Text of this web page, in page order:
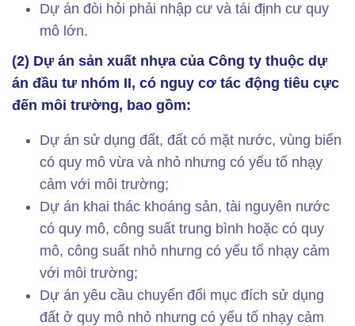
Dự án đòi hỏi phải nhập cư và tái định cư quy
mô lớn.
(2) Dự án sản xuất nhựa của Công ty thuộc dự
án đầu tư nhóm II, có nguy cơ tác động tiêu cực
đến môi trường, bao gồm:
Dự án sử dụng đất, đất có mặt nước, vùng biển
có quy mô vừa và nhỏ nhưng có yếu tố nhạy
cảm với môi trường;
Dự án khai thác khoáng sản, tài nguyên nước
có quy mô, công suất trung bình hoặc có quy
mô, công suất nhỏ nhưng có yếu tố nhạy cảm
với môi trường;
Dự án yêu cầu chuyển đổi mục đích sử dụng
đất ở quy mô nhỏ nhưng có yếu tố nhạy cảm